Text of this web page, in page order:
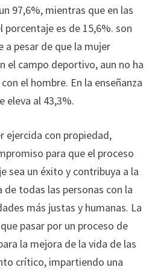
97,6%, mientras que en las
porcentaje es de 15,6%. son
pesar de que la mujer
el campo deportivo, aun no ha
el hombre. En la enseñanza
eleva al 43,3%.
ejercida con propiedad,
para que el proceso
sea un éxito y contribuya a la
todas las personas con la
más justas y humanas. La
pasar por un proceso de
la mejora de la vida de las
crítico, impartiendo una